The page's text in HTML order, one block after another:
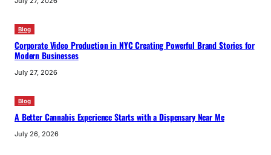
Blog
Corporate Video Production in NYC Creating Powerful Brand Stories for
Modern Businesses
July 27, 2026
Blog
A Better Cannabis Experience Starts with a Dispensary Near Me
July 26, 2026